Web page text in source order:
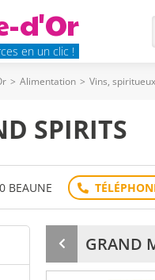
d'Or
en un clic !
> Alimentation > Vins,
SPIRITS
BEAUNE
Produit
précédent
GRAND